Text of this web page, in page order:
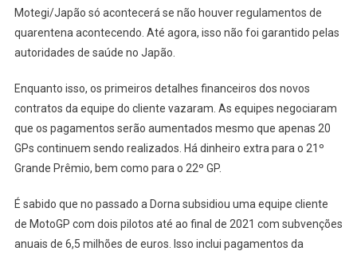
Motegi/Japão só acontecerá se não houver regulamentos de
quarentena acontecendo. Até agora, isso não foi garantido pelas
autoridades de saúde no Japão.
Enquanto isso, os primeiros detalhes financeiros dos novos
contratos da equipe do cliente vazaram. As equipes negociaram
que os pagamentos serão aumentados mesmo que apenas 20
GPs continuem sendo realizados. Há dinheiro extra para o 21º
Grande Prêmio, bem como para o 22º GP.
É sabido que no passado a Dorna subsidiou uma equipe cliente
de MotoGP com dois pilotos até ao final de 2021 com subvenções
anuais de 6,5 milhões de euros. Isso inclui pagamentos da